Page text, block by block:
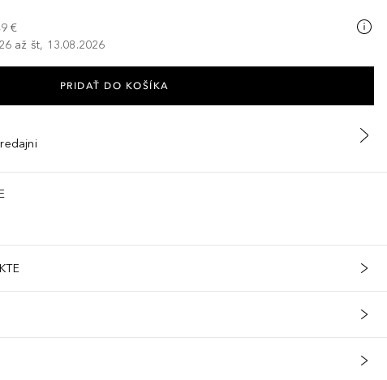
€
až št, 13.08.2026
PRIDAŤ DO KOŠÍKA